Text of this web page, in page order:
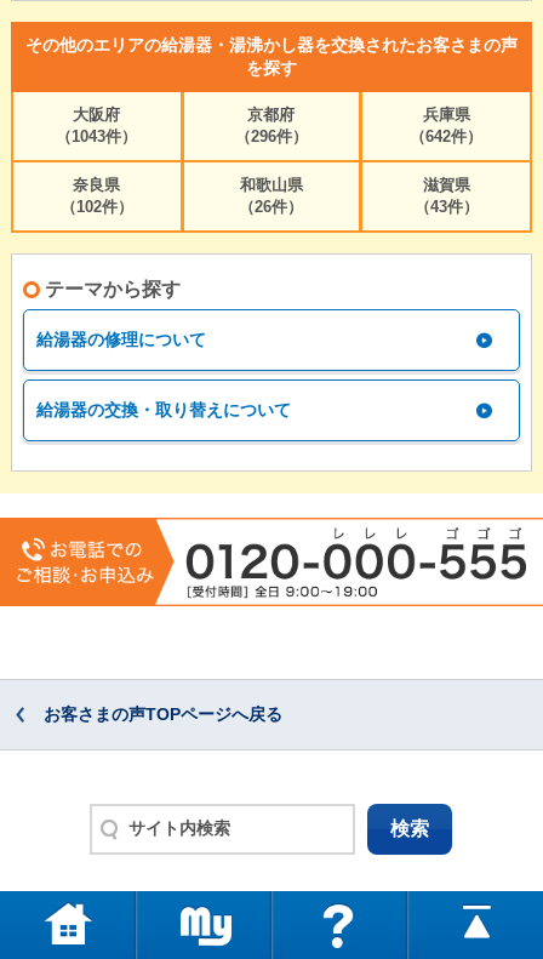
その他のエリアの給湯器・湯沸かし器を交換されたお客さまの声
を探す
大阪府
（1043件）
京都府
（296件）
兵庫県
（642件）
奈良県
（102件）
和歌山県
（26件）
滋賀県
（43件）
テーマから探す
給湯器の修理について
給湯器の交換・取り替えについて
お客さまの声TOPページへ戻る